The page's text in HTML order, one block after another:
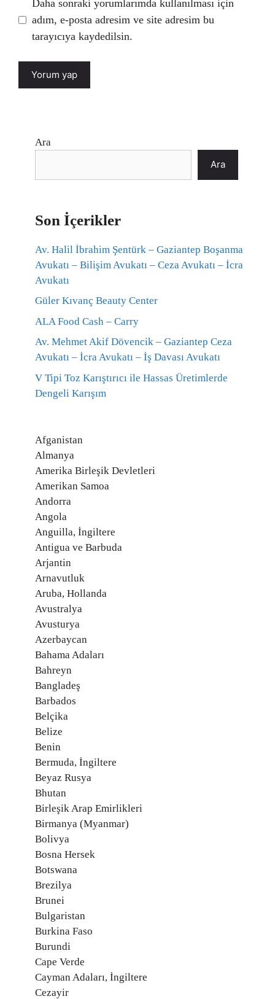
Daha sonraki yorumlarımda kullanılması için
adım, e-posta adresim ve site adresim bu
tarayıcıya kaydedilsin.
Ara
Ara
Son İçerikler
Av. Halil İbrahim Şentürk – Gaziantep Boşanma
Avukatı – Bilişim Avukatı – Ceza Avukatı – İcra
Avukatı
Güler Kıvanç Beauty Center
ALA Food Cash – Carry
Av. Mehmet Akif Dövencik – Gaziantep Ceza
Avukatı – İcra Avukatı – İş Davası Avukatı
V Tipi Toz Karıştırıcı ile Hassas Üretimlerde
Dengeli Karışım
Afganistan
Almanya
Amerika Birleşik Devletleri
Amerikan Samoa
Andorra
Angola
Anguilla, İngiltere
Antigua ve Barbuda
Arjantin
Arnavutluk
Aruba, Hollanda
Avustralya
Avusturya
Azerbaycan
Bahama Adaları
Bahreyn
Bangladeş
Barbados
Belçika
Belize
Benin
Bermuda, İngiltere
Beyaz Rusya
Bhutan
Birleşik Arap Emirlikleri
Birmanya (Myanmar)
Bolivya
Bosna Hersek
Botswana
Brezilya
Brunei
Bulgaristan
Burkina Faso
Burundi
Cape Verde
Cayman Adaları, İngiltere
Cezayir